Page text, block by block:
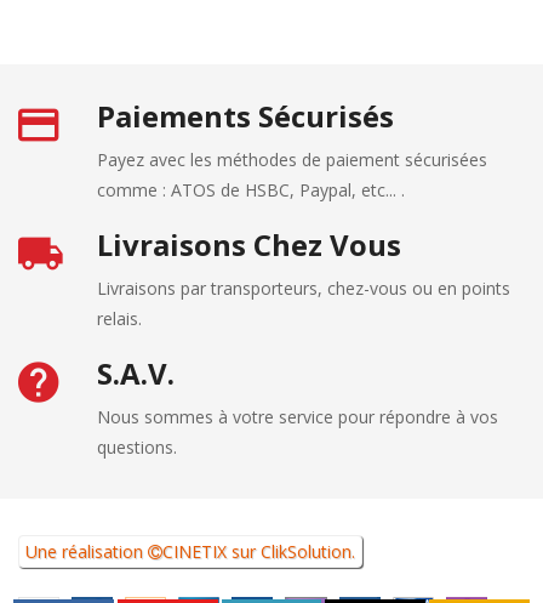
Paiements Sécurisés
Payez avec les méthodes de paiement sécurisées
comme : ATOS de HSBC, Paypal, etc... .
Livraisons Chez Vous
Livraisons par transporteurs, chez-vous ou en points
relais.
S.A.V.
Nous sommes à votre service pour répondre à vos
questions.
Une réalisation CINETIX surClikSolution.